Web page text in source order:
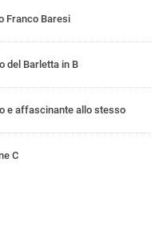
Franco Baresi
del Barletta in B
e affascinante allo stesso
C